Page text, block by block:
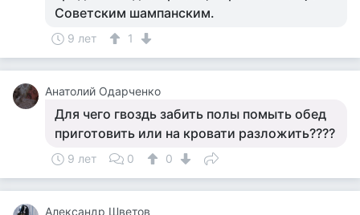
Советским шампанским.
9 лет 1
Анатолий Одарченко
Для чего гвоздь забить полы помыть обед
приготовить или на кровати разложить????
9 лет 0 0
Александр Шветов